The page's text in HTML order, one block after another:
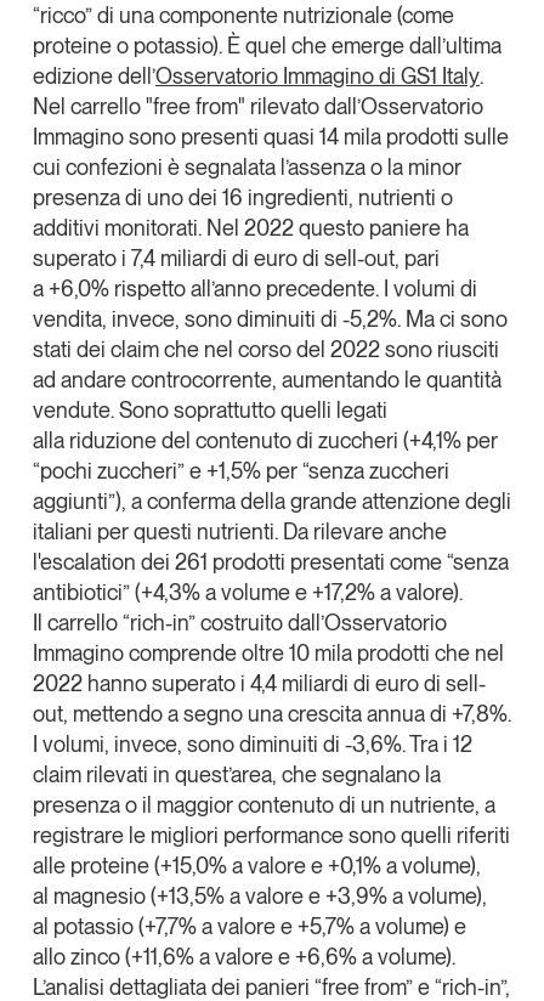
Chi siamo
Newsletter
Contatti
Tendenze Journal
La nostra newsletter nella tua email
Iscriviti
Un anno di
Tendenze2026
Leggi il magazine
Tendenze è il magazine di GS1 Italy che racconta in
modo indipendente il cambiamento e le sfide del largo
consumo e dell’economia a professionisti e
consumatori
GS1 Italy GS1 Italy GS1 Italy
Tendenze
“ricco” di una componente nutrizionale (come
proteine o potassio). È quel che emerge dall’ultima
edizione dell’Osservatorio Immagino di GS1 Italy.
Nel carrello "free from" rilevato dall’Osservatorio
Immagino sono presenti quasi 14 mila prodotti sulle
cui confezioni è segnalata l’assenza o la minor
presenza di uno dei 16 ingredienti, nutrienti o
additivi monitorati. Nel 2022 questo paniere ha
superato i 7,4 miliardi di euro di sell-out, pari
a+6,0%rispetto all’anno precedente. I volumi di
vendita, invece, sono diminuiti di -5,2%. Ma ci sono
stati dei claim che nel corso del 2022 sono riusciti
ad andare controcorrente, aumentando le quantità
vendute. Sono soprattutto quelli legati
alla riduzione del contenuto di zuccheri (+4,1% per
“pochi zuccheri” e +1,5% per “senza zuccheri
aggiunti”), a conferma della grande attenzione degli
italiani per questi nutrienti. Da rilevare anche
l'escalation dei 261 prodotti presentati come“senza
antibiotici” (+4,3% a volume e +17,2% a valore).
Il carrello “rich-in”costruito dall’Osservatorio
Immagino comprendeoltre 10 mila prodotti che nel
2022 hanno superato i 4,4 miliardi di eurodi sell-
out, mettendo a segno una crescita annua di +7,8%.
I volumi, invece, sono diminuiti di -3,6%. Tra i 12
claimrilevati in quest’area, che segnalano la
presenza o il maggior contenuto di un nutriente, a
registrare le migliori performance sono quelli riferiti
alle proteine (+15,0% a valore e +0,1% a volume),
al magnesio(+13,5% a valore e +3,9% a volume),
al potassio(+7,7% a valore e +5,7% a volume) e
allozinco(+11,6% a valore e +6,6% a volume).
L’analisi dettagliata dei panieri “free from” e “rich-in”,